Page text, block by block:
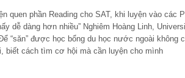
quen phần Reading cho SAT, khi luyện vào các
dễ dàng hơn nhiều” Nghiêm Hoàng Linh,
“săn” được học bổng du học nước ngoài không
biết cách tìm cơ hội mà cần luyện cho mình